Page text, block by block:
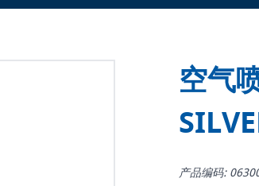
空气
产品编码: